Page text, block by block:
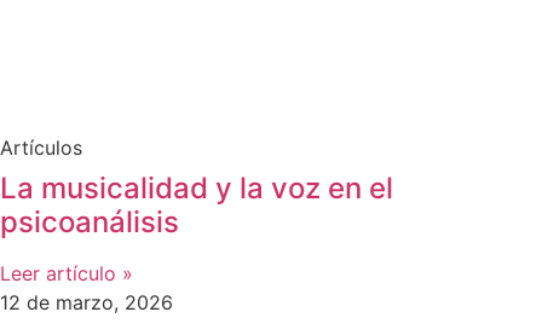
Artículos
La musicalidad y la voz en el
psicoanálisis
Leer artículo »
12 de marzo, 2026